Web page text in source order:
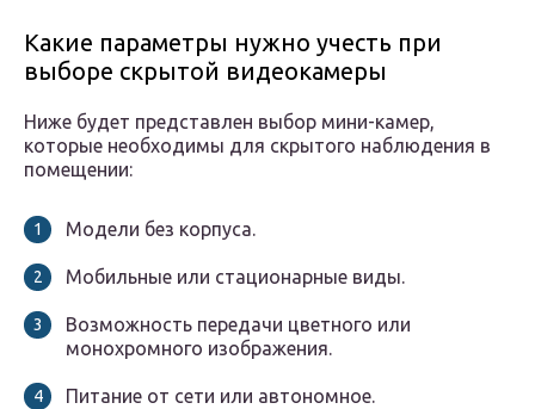
Какие параметры нужно учесть при
выборе скрытой видеокамеры
Ниже будет представлен выбор мини-камер,
которые необходимы для скрытого наблюдения в
помещении:
Модели без корпуса.
Мобильные или стационарные виды.
Возможность передачи цветного или
монохромного изображения.
Питание от сети или автономное.